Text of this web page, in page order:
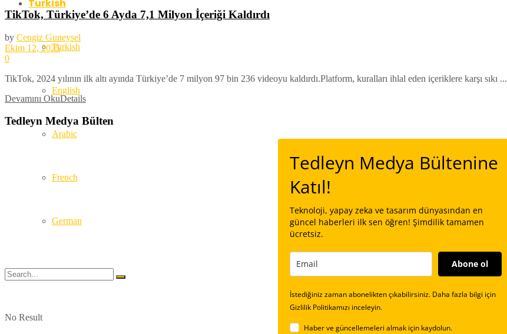
Turkish
Turkish
English
Arabic
French
German
No Result
TikTok, Türkiye’de 6 Ayda 7,1 Milyon İçeriği Kaldırdı
by Cengiz Guneysel
Ekim 12, 2025
0
TikTok, 2024 yılının ilk altı ayında Türkiye’de 7 milyon 97 bin 236 videoyu kaldırdı.Platform, kuralları ihlal eden içeriklere karşı sıkı ...
Devamını OkuDetails
Tedleyn Medya Bülten
Tedleyn Medya Bültenine
Katıl!
Teknoloji, yapay zeka ve tasarım dünyasından en
güncel haberleri ilk sen öğren! Şimdilik tamamen
ücretsiz.
Abone ol
İstediğiniz zaman abonelikten çıkabilirsiniz. Daha fazla bilgi için
Gizlilik Politikamızı inceleyin.
Haber ve güncellemeleri almak için kaydolun.